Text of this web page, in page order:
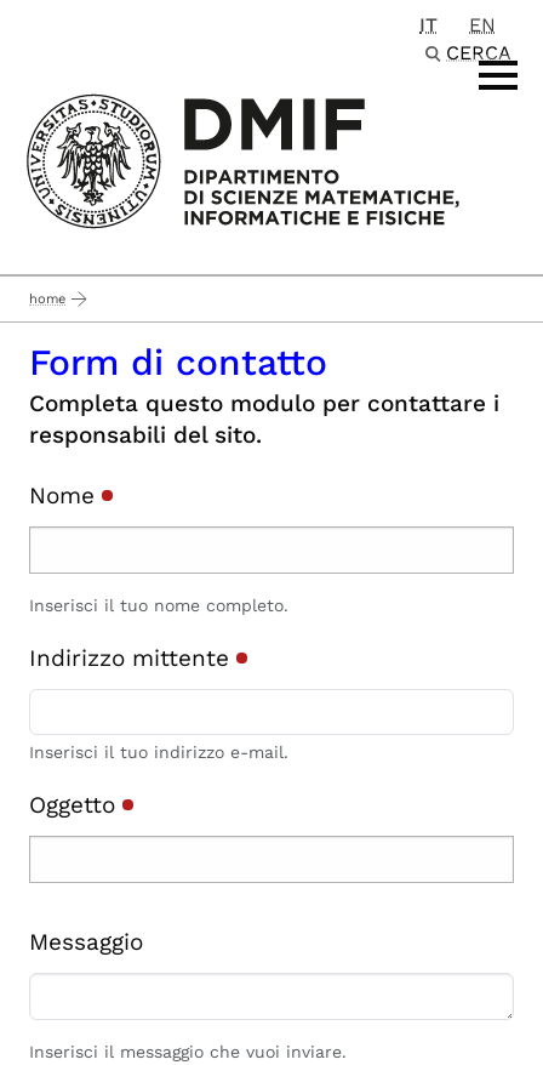
IT
EN
CERCA
home
Form di contatto
Completa questo modulo per contattare i
responsabili del sito.
Nome
Inserisci il tuo nome completo.
Indirizzo mittente
Inserisci il tuo indirizzo e-mail.
Oggetto
Messaggio
Inserisci il messaggio che vuoi inviare.